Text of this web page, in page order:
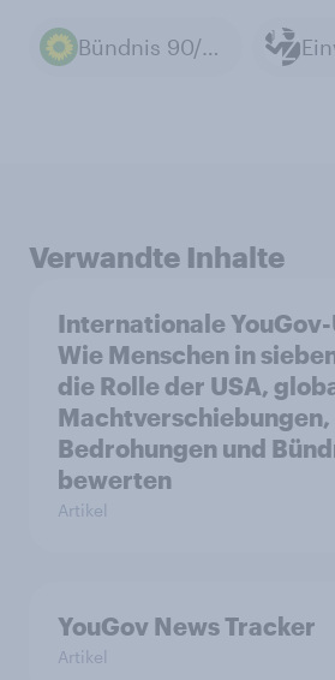
Bündnis 90/Die Grünen
Verwandte Inhalte
Internationale
Wie Menschen in
die Rolle der USA,
Machtverschiebungen,
Bedrohungen und
bewerten
Artikel
YouGov News Tracker
Artikel